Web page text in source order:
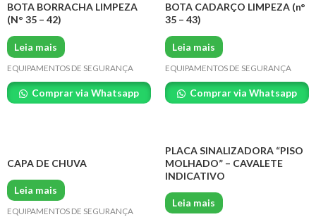
BOTA BORRACHA LIMPEZA
(N° 35 – 42)
Leia mais
EQUIPAMENTOS DE SEGURANÇA
Comprar via Whatsapp
BOTA CADARÇO LIMPEZA (n°
35 – 43)
Leia mais
EQUIPAMENTOS DE SEGURANÇA
Comprar via Whatsapp
CAPA DE CHUVA
Leia mais
EQUIPAMENTOS DE SEGURANÇA
PLACA SINALIZADORA “PISO
MOLHADO” – CAVALETE
INDICATIVO
Leia mais